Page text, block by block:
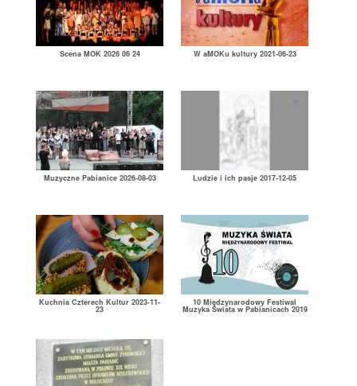
Scena MOK 2026 06 24 W aMOKu kultury 2021-06-23
Muzyczne Pabianice 2026-08-03 Ludzie i ich pasje 2017-12-05
Kuchnia Czterech Kultur 2023-11-
23
10 Międzynarodowy Festiwal
Muzyka Świata w Pabianicach 2019